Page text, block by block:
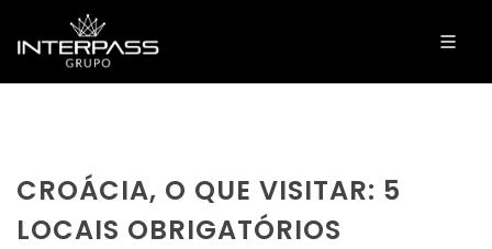
CROÁCIA, O QUE VISITAR: 5
LOCAIS OBRIGATÓRIOS